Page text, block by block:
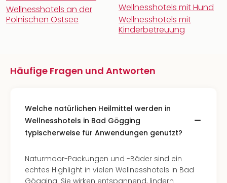
Wellnesshotels an der
Polnischen Ostsee
Wellnesshotels mit Hund
Wellnesshotels mit
Kinderbetreuung
Häufige Fragen und Antworten
Welche natürlichen Heilmittel werden in
Wellnesshotels in Bad Gögging
typischerweise für Anwendungen genutzt?
Naturmoor-Packungen und -Bäder sind ein
echtes Highlight in vielen Wellnesshotels in Bad
Gögging. Sie wirken entspannend, lindern